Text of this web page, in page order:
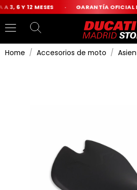
3, 6 Y 12 MESES GARANTÍA OFICIAL
Home Accesorios de moto